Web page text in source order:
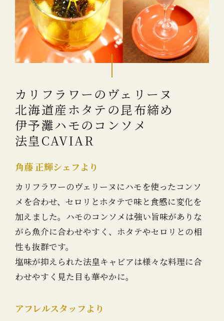
カリフラワーのヴェリーヌ
北海道産ホタテの昆布締め
伊予灘ハモのコンソメ
法皇CAVIAR
角藤 正輝シェフより
カリフラワーのヴェリーヌにハモを使ったコンソ
メを合わせ、セロリとホタテで味と食感に変化を
加えました。ハモのコンソメは強い旨味がありな
がら魚介に合わせやすく、ホタテやセロリとの相
性も抜群です。
塩味が抑えられた法皇キャビアは様々な料理に合
わせやすく見た目も華やかに。
アフレルスタッフより